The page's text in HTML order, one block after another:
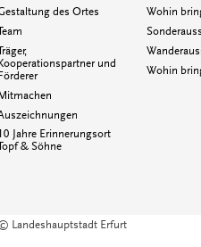
des Ortes
Kooperationspartner und
Förderer
Jahre Erinnerungsort
& Söhne
Wohin
Wohin
Landeshauptstadt Erfurt